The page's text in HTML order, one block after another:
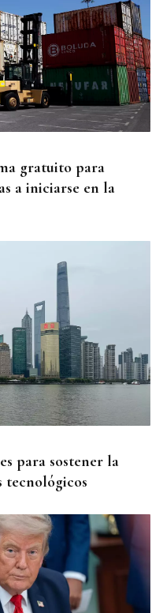
gratuito para
a iniciarse en la
para sostener la
tecnológicos